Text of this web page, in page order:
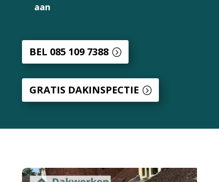
aan
BEL 085 109 7388
GRATIS DAKINSPECTIE